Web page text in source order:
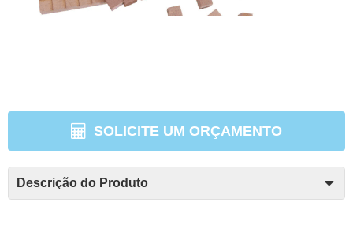
SOLICITE UM ORÇAMENTO
Descrição do Produto